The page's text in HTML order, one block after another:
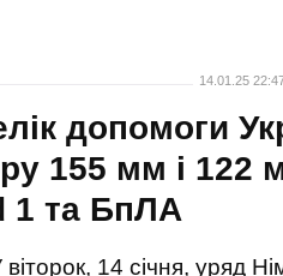
14.01.25
допомоги
155 мм і 122
1 та БпЛА
віторок, 14 січня, уряд